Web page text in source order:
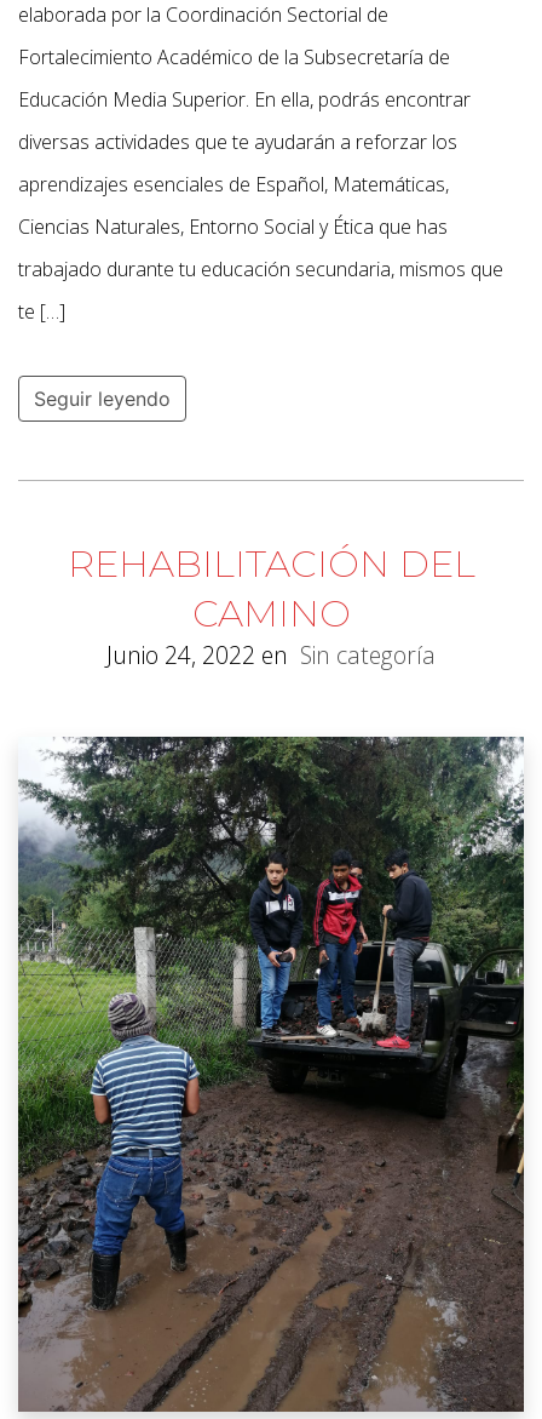
elaborada por la Coordinación Sectorial de
Fortalecimiento Académico de la Subsecretaría de
Educación Media Superior. En ella, podrás encontrar
diversas actividades que te ayudarán a reforzar los
aprendizajes esenciales de Español, Matemáticas,
Ciencias Naturales, Entorno Social y Ética que has
trabajado durante tu educación secundaria, mismos que
te […]
Seguir leyendo
REHABILITACIÓN DEL
CAMINO
Junio 24, 2022 en Sin categoría